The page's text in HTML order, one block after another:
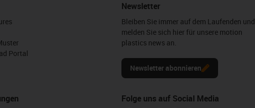
Portal
Newsletter
Bleiben Sie immer auf dem Laufenden und
melden Sie sich hier für unsere motion
plastics news an.
Newsletter abonnieren
Folge uns auf Social Media